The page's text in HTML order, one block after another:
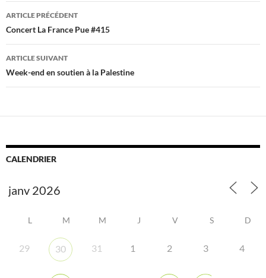
Navigation
des
articles
ARTICLE PRÉCÉDENT
Concert La France Pue #415
ARTICLE SUIVANT
Week-end en soutien à la Palestine
CALENDRIER
L M M J V S D
29 30 31 1 2 3 4